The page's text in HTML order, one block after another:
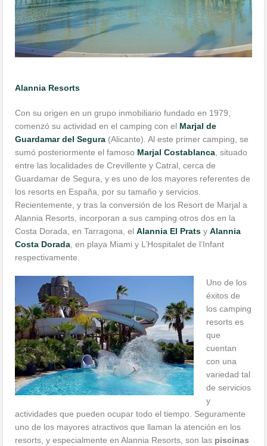
Alannia Resorts
Con su origen en un grupo inmobiliario fundado en 1979,
comenzó su actividad en el camping con el Marjal de
Guardamar del Segura (Alicante). Al este primer camping, se
sumó posteriormente el famoso Marjal Costablanca, situado
entre las localidades de Crevillente y Catral, cerca de
Guardamar de Segura, y es uno de los mayores referentes de
los resorts en España, por su tamaño y servicios.
Recientemente, y tras la conversión de los Resort de Marjal a
Alannia Resorts, incorporan a sus camping otros dos en la
Costa Dorada, en Tarragona, elAlannia El Prats yAlannia
Costa Dorada, en playa Miami y L’Hospitalet de l’Infant
respectivamente.
Uno de los
éxitos de
los camping
resorts es
que
cuentan
con una
variedad tal
de servicios
y
actividades que pueden ocupar todo el tiempo. Seguramente
uno de los mayores atractivos que llaman la atención en los
resorts, y especialmente en Alannia Resorts, son las piscinas